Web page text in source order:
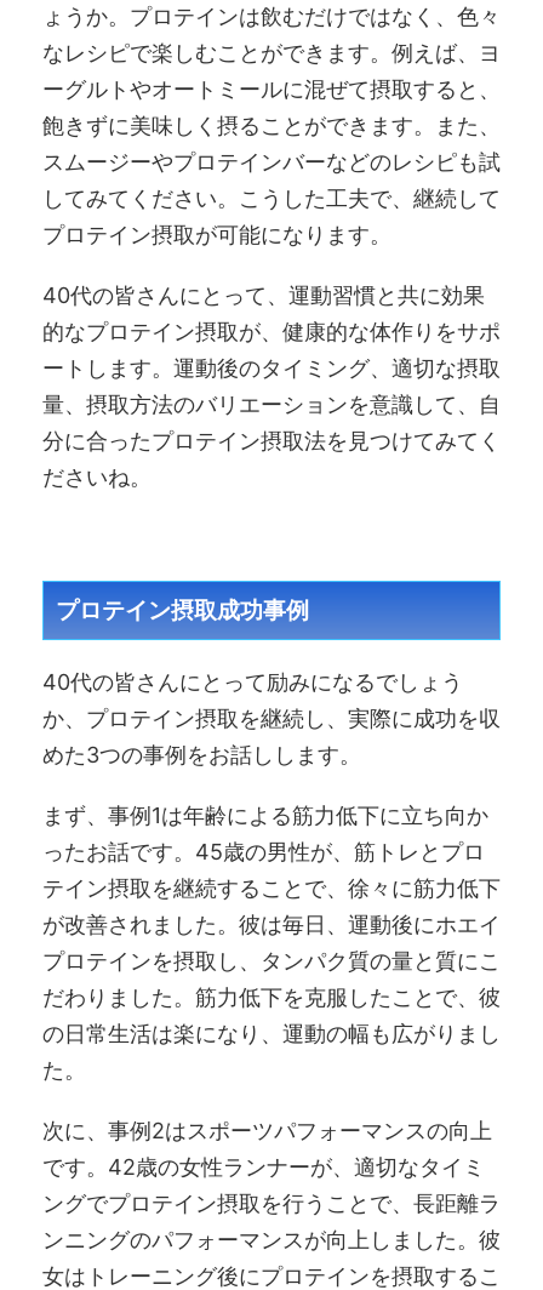
ょうか。プロテインは飲むだけではなく、色々
なレシピで楽しむことができます。例えば、ヨ
ーグルトやオートミールに混ぜて摂取すると、
飽きずに美味しく摂ることができます。また、
スムージーやプロテインバーなどのレシピも試
してみてください。こうした工夫で、継続して
プロテイン摂取が可能になります。
40代の皆さんにとって、運動習慣と共に効果
的なプロテイン摂取が、健康的な体作りをサポ
ートします。運動後のタイミング、適切な摂取
量、摂取方法のバリエーションを意識して、自
分に合ったプロテイン摂取法を見つけてみてく
ださいね。
プロテイン摂取成功事例
40代の皆さんにとって励みになるでしょう
か、プロテイン摂取を継続し、実際に成功を収
めた3つの事例をお話しします。
まず、事例1は年齢による筋力低下に立ち向か
ったお話です。45歳の男性が、筋トレとプロ
テイン摂取を継続することで、徐々に筋力低下
が改善されました。彼は毎日、運動後にホエイ
プロテインを摂取し、タンパク質の量と質にこ
だわりました。筋力低下を克服したことで、彼
の日常生活は楽になり、運動の幅も広がりまし
た。
次に、事例2はスポーツパフォーマンスの向上
です。42歳の女性ランナーが、適切なタイミ
ングでプロテイン摂取を行うことで、長距離ラ
ンニングのパフォーマンスが向上しました。彼
女はトレーニング後にプロテインを摂取するこ